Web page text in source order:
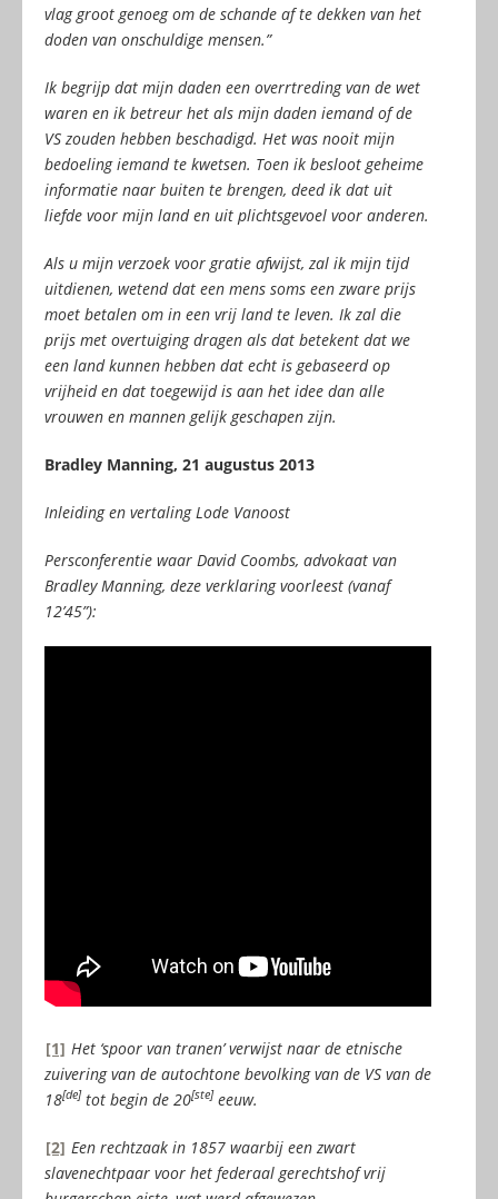
vlag groot genoeg om de schande af te dekken van het
doden van onschuldige mensen.”
Ik begrijp dat mijn daden een overrtreding van de wet
waren en ik betreur het als mijn daden iemand of de
VS zouden hebben beschadigd. Het was nooit mijn
bedoeling iemand te kwetsen. Toen ik besloot geheime
informatie naar buiten te brengen, deed ik dat uit
liefde voor mijn land en uit plichtsgevoel voor anderen.
Als u mijn verzoek voor gratie afwijst, zal ik mijn tijd
uitdienen, wetend dat een mens soms een zware prijs
moet betalen om in een vrij land te leven. Ik zal die
prijs met overtuiging dragen als dat betekent dat we
een land kunnen hebben dat echt is gebaseerd op
vrijheid en dat toegewijd is aan het idee dan alle
vrouwen en mannen gelijk geschapen zijn.
Bradley Manning, 21 augustus 2013
Inleiding en vertaling Lode Vanoost
Persconferentie waar David Coombs, advokaat van
Bradley Manning, deze verklaring voorleest (vanaf
12’45”):
[1] Het ‘spoor van tranen’ verwijst naar de etnische
zuivering van de autochtone bevolking van de VS van de
18[de] tot begin de 20[ste] eeuw.
[2] Een rechtzaak in 1857 waarbij een zwart
slavenechtpaar voor het federaal gerechtshof vrij